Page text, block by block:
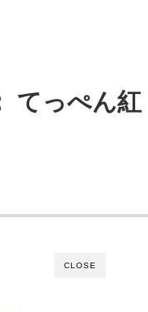
てっぺん紅
CLOSE